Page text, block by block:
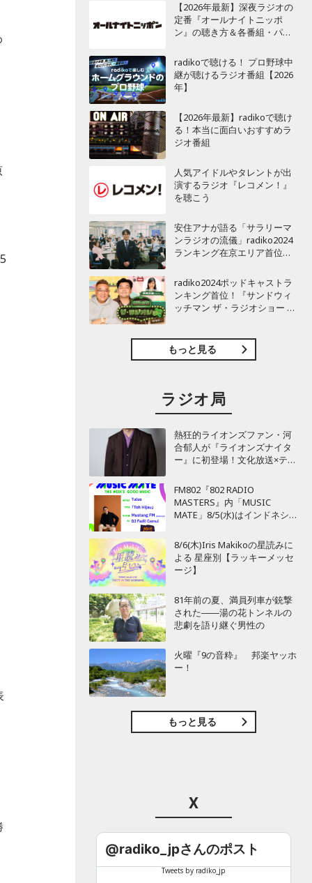
【2026年最新】深夜ラジオの
定番『オールナイトニッポ
ン』の聴き方＆各番組・パー
radikoで聴ける！ プロ野球中
継が聴けるラジオ番組【2026
年】
【2026年最新】radikoで聴け
る！本当に面白いおすすめラ
ジオ番組
人気アイドルやタレントが出
演するラジオ『レコメン！』
を聴こう
安住アナが語る「サラリーマ
ンラジオの流儀」radiko2024
ランキング在京エリア首位
曜天国』インタビュー
radiko2024ポッドキャストラ
ンキング首位！『サンドウィ
ッチマン ザ・ラジオショー サ
もっと見る
ラジオ局
熱狂的ライオンズファン・河
合郁人が『ライオンズナイタ
ー』に初登場！文化放送×テレ
び強力タッグも！
FM802『802 RADIO
MASTERS』内「MUSIC
MATE」8/5(水)はインドネシア
8/6(木)Iris Makikoの星読みに
よる 星座別【ラッキーメッセ
ージ】
81年前の夏、満員列車が銃撃
された――湯の花トンネルの
悲劇を語り継ぐ男性の
火曜『9の音粋』 邦楽ヤッホ
ー！
もっと見る
X
@radiko_jpさんのポスト
Tweets by radiko_jp